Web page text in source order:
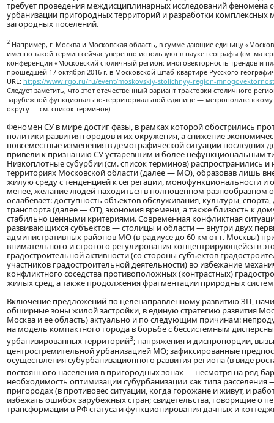
требует проведения междисциплинарных исследований феномена
урбанизации пригородных территорий и разработки комплексных
загородных поселений.
2 Например, г. Москва и Московская область, в сумме дающие единицу
именно такой термин сейчас уверенно используют в науке географы (см.
конференции «Московский столичный регион: многовекторность трендов и
прошедшей 17 октября 2016 г. в Московской штаб-квартире Русского
URL: https://www.rgo.ru/ru/event/moskovskiy-stolichnyy-region-
Следует заметить, что этот отечественный вариант трактовки столичного
зарубежной функционально-территориальной единице — метрополитенскому
округу — см. список терминов).
Феномен СУ в мире достиг фазы, в рамках которой обострились
политики развития городов и их окружения, а снижение
повсеместные изменения в демографической ситуации последних
привели к признанию СУ устаревшим и более нефункциональным
Низкоплотные субурбии (см. список терминов) распространились
территориях Московской области (далее — МО), образовав лишь
жилую среду с тенденцией к сегрегации, монофункциональности и
менее, желание людей находиться в полноценном разнообразном
ослабевает: доступность объектов обслуживания, культуры,
транспорта (далее — ОТ), экономия времени, а также близость к
стабильно ценными критериями. Современная конфликтная
развивающихся субъектов — столицы и области — внутри двух
административных районов МО (в радиусе до 60 км от г. Москвы)
внимательного и строгого регулирования концентрирующейся в
градостроительной активности (со стороны субъектов
участников градостроительной деятельности) во избежание
конфликтного соседства противоположных (контрастных)
жилых сред, а также продолжения фрагментации природных
Включение предложений по целенаправленному развитию ЗП,
обширные зоны жилой застройки, в единую стратегию развития
Москва и ее область) актуально и по следующим причинам:
на модель компактного города в борьбе с бессистемным
урбанизированных территорий3; напряжения и диспропорции,
центростремительной урбанизацией МО; зафиксированные
осуществления субурбанизационного развития региона (в виде
постоянного населения в пригородных зонах — несмотря на ряд
необходимость оптимизации субурбанизации как типа расселения
пригородах (в противовес ситуации, когда горожане и живут, и
избежать ошибок зарубежных стран; свидетельства, говорящие о
трансформации в РФ статуса и функционирования дачных и